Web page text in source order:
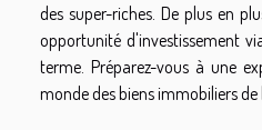
des super-riches. De plus en
opportunité d'investissement
terme. Préparez-vous à une
monde des biens immobiliers